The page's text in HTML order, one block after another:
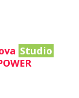
Studio